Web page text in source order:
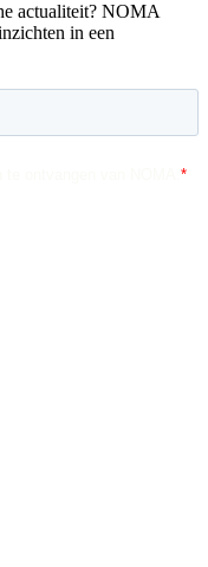
actualiteit? NOMA
in een